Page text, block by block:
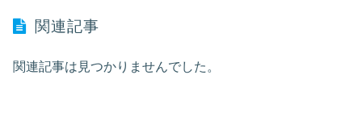
関連記事
関連記事は見つかりませんでした。